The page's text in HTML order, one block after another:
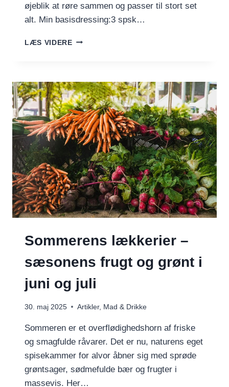
øjeblik at røre sammen og passer til stort set
alt. Min basisdressing:3 spsk…
LÆS VIDEREMIN
FEM
NEMME
VARIATIONER
Sommerens lækkerier –
sæsonens frugt og grønt i
juni og juli
30. maj 2025 Artikler, Mad & Drikke
Sommeren er et overflødighedshorn af friske
og smagfulde råvarer. Det er nu, naturens eget
spisekammer for alvor åbner sig med sprøde
grøntsager, sødmefulde bær og frugter i
massevis. Her…